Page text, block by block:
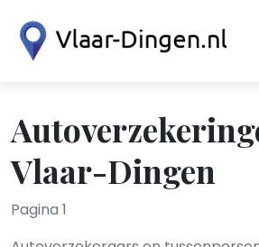
Vlaar-Dingen
Pagina 1